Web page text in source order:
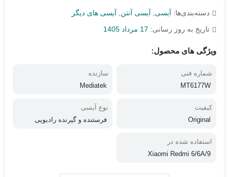
دسته‌بندی‌ها: آیسی آیسی آنتن
آیسی های دیگر
تاریخ به روز رسانی: 17 مرداد 1405
ویژگی های محصول:
شماره فنی
MT6177W
سازنده
Mediatek
کیفیت
Original
نوع آیسی
فرستنده و گیرنده رادیویی
استفاده شده در
Xiaomi Redmi 6/6A/9